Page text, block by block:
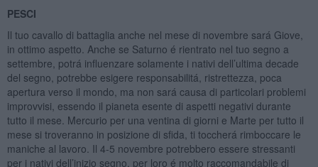
PESCI
Il tuo cavallo di battaglia anche nel mese di novembre sará Giove,
in ottimo aspetto. Anche se Saturno é rientrato nel tuo segno a
settembre, potrá influenzare solamente i nativi dell’ultima decade
del segno, potrebbe esigere responsabilitá, ristrettezza, poca
apertura verso il mondo, ma non sará causa di particolari problemi
improvvisi, essendo il pianeta esente di aspetti negativi durante
tutto il mese. Mercurio per una ventina di giorni e Marte per tutto il
mese si troveranno in posizione di sfida, ti toccherá rimboccare le
maniche al lavoro. Il 4-5 novembre potrebbero essere stressanti
per i nativi dell’inizio segno, per loro é molto raccomandabile di